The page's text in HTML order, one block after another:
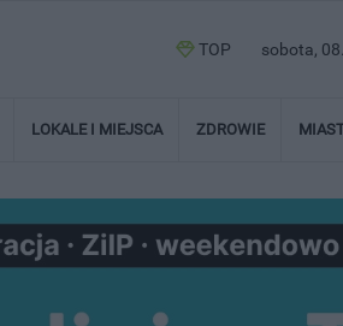
TOP sobota,
LOKALE I MIEJSCA ZDROWIE